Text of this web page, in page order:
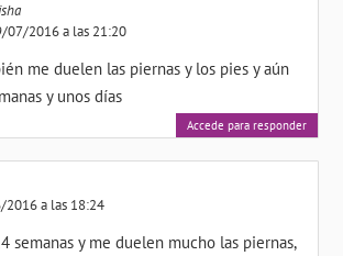
07/2016 a las 21:20
me duelen las piernas y los pies y aún
y unos días
Accede para responder
a las 18:24
semanas y me duelen mucho las piernas,